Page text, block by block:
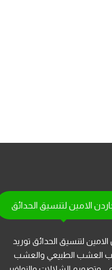
الامين لتنسيق الحدائق
الامين لتنسيق الحدائق توريد
العشب الطبيعي والعشب